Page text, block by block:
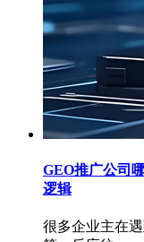
GEO推广公司
逻辑
很多企业主在